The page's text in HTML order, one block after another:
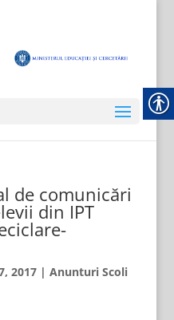
de comunicări
din IPT
2017| Anunturi Scoli